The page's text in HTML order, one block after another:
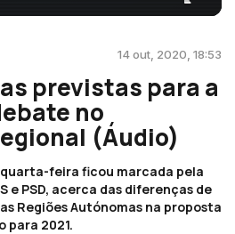
14 out, 2020, 18:53
previstas para a
no
(Áudio)
feira ficou marcada pela
e PSD, acerca das diferenças de
Regiões Autónomas na proposta
para 2021.